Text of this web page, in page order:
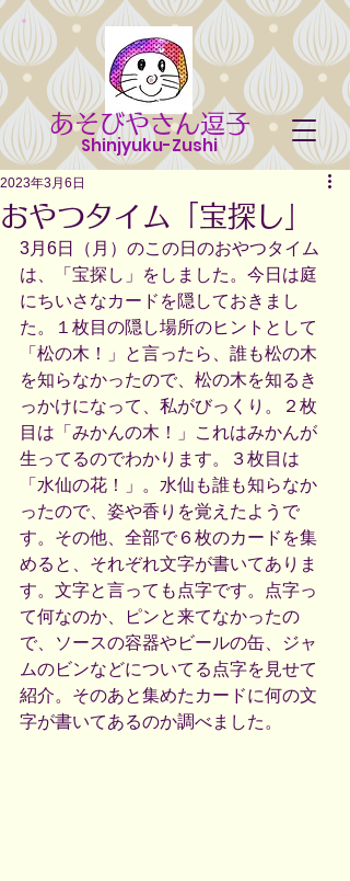
あそびやさん逗子
Shinjyuku-Zushi
おやつタイム「宝探し」
2023年3月6日
3月6日（月）のこの日のおやつタイム
は、「宝探し」をしました。今日は庭
にちいさなカードを隠しておきまし
た。１枚目の隠し場所のヒントとして
「松の木！」と言ったら、誰も松の木
を知らなかったので、松の木を知るき
っかけになって、私がびっくり。２枚
目は「みかんの木！」これはみかんが
生ってるのでわかります。３枚目は
「水仙の花！」。水仙も誰も知らなか
ったので、姿や香りを覚えたようで
す。その他、全部で６枚のカードを集
めると、それぞれ文字が書いてありま
す。文字と言っても点字です。点字っ
て何なのか、ピンと来てなかったの
で、ソースの容器やビールの缶、ジャ
ムのビンなどについてる点字を見せて
紹介。そのあと集めたカードに何の文
字が書いてあるのか調べました。